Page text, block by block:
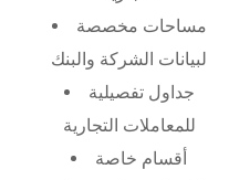
مساحات مخصصة
لبيانات الشركة والبنك
جداول تفصيلية
للمعاملات التجارية
أقسام خاصة